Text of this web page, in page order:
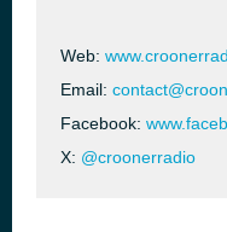
Web:
Email:
Facebook:
X: @croonerradio